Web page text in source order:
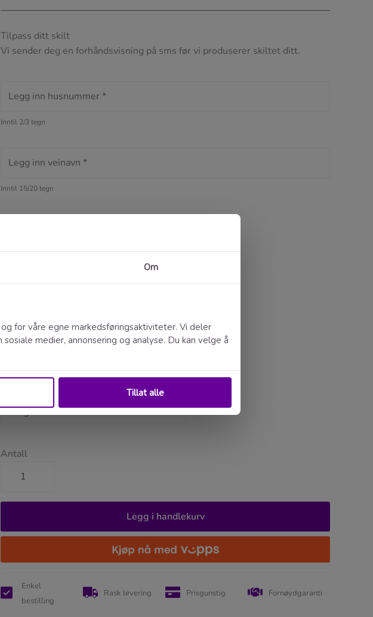
Tilpass ditt skilt
Vi sender deg en forhåndsvisning på sms før vi produserer skiltet ditt.
Inntil 2/3 tegn
Inntil 15/20 tegn
Velg bakplate*
Antall
Legg i handlekurv
Enkel
bestilling
Rask levering Prisgunstig Fornøydgaranti